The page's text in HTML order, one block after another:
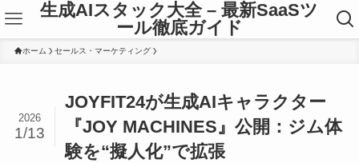
生成AIスタック大全 – 最新SaaSツ
ール徹底ガイド
ホーム セールス・マーケティング
JOYFIT24が生成AIキャラクター
『JOY MACHINES』公開：ジム体
験を“擬人化”で拡張
2026
1/13